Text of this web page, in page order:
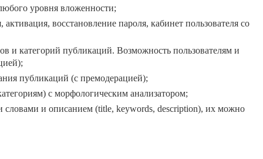
уровня вложенности;
активация, восстановление пароля, кабинет пользователя со
и категорий публикаций. Возможность пользователям и
публикаций (с премодерацией);
с морфологическим анализатором;
словами и описанием (title, keywords, description), их можно